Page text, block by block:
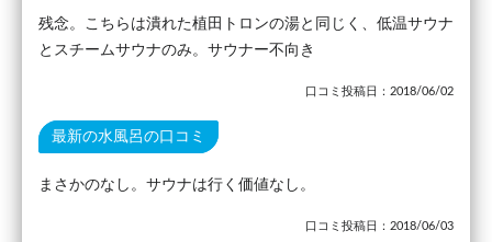
残念。こちらは潰れた植田トロンの湯と同じく、低温サウナ
とスチームサウナのみ。サウナー不向き
口コミ投稿日：2018/06/02
最新の水風呂の口コミ
まさかのなし。サウナは行く価値なし。
口コミ投稿日：2018/06/03